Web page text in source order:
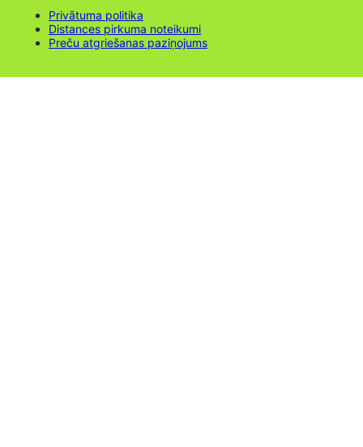
Privātuma politika
Distances pirkuma noteikumi
Preču atgriešanas paziņojums